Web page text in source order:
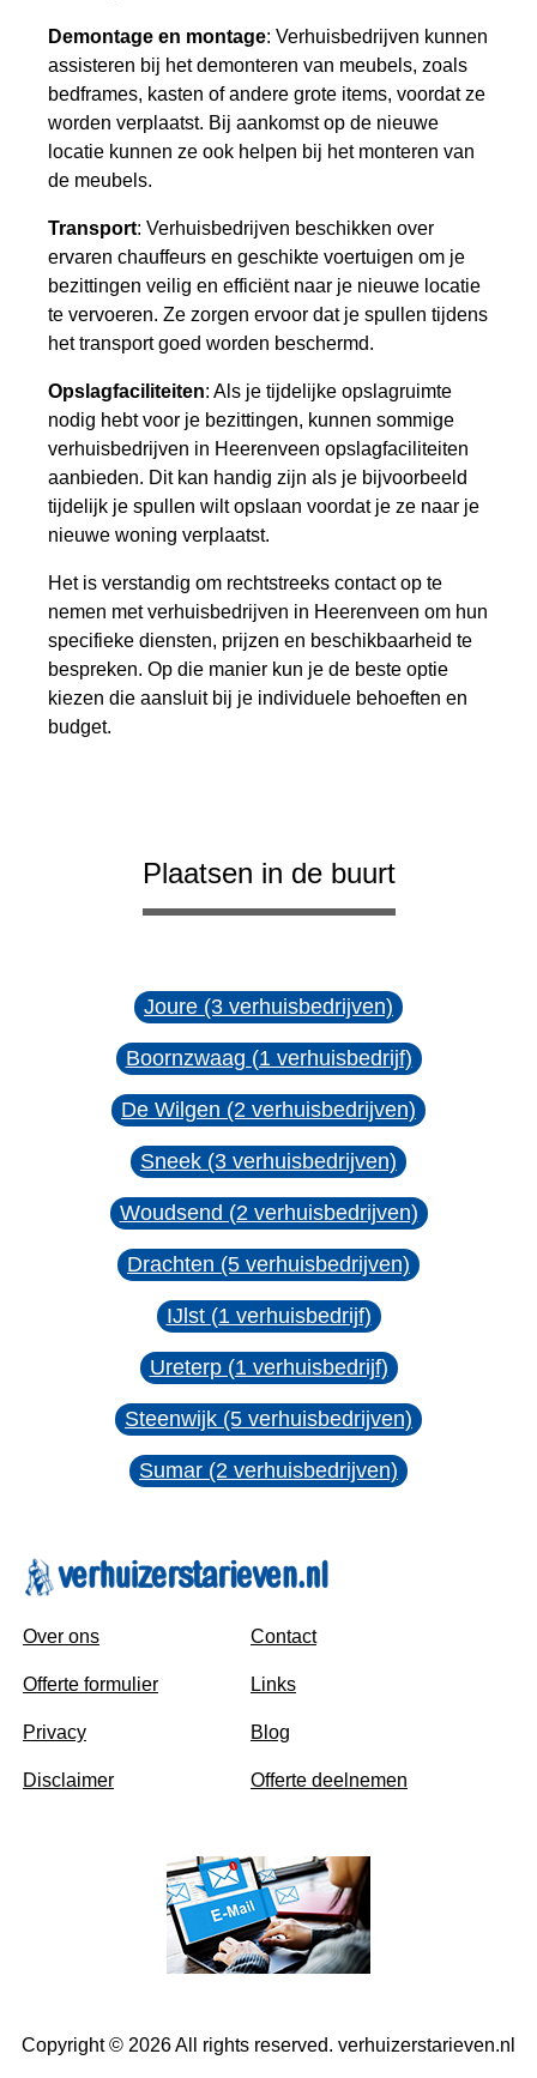
Demontage en montage: Verhuisbedrijven kunnen
assisteren bij het demonteren van meubels, zoals
bedframes, kasten of andere grote items, voordat ze
worden verplaatst. Bij aankomst op de nieuwe
locatie kunnen ze ook helpen bij het monteren van
de meubels.
Transport: Verhuisbedrijven beschikken over
ervaren chauffeurs en geschikte voertuigen om je
bezittingen veilig en efficiënt naar je nieuwe locatie
te vervoeren. Ze zorgen ervoor dat je spullen tijdens
het transport goed worden beschermd.
Opslagfaciliteiten: Als je tijdelijke opslagruimte
nodig hebt voor je bezittingen, kunnen sommige
verhuisbedrijven in Heerenveen opslagfaciliteiten
aanbieden. Dit kan handig zijn als je bijvoorbeeld
tijdelijk je spullen wilt opslaan voordat je ze naar je
nieuwe woning verplaatst.
Het is verstandig om rechtstreeks contact op te
nemen met verhuisbedrijven in Heerenveen om hun
specifieke diensten, prijzen en beschikbaarheid te
bespreken. Op die manier kun je de beste optie
kiezen die aansluit bij je individuele behoeften en
budget.
Plaatsen in de buurt
Joure (3 verhuisbedrijven)
Boornzwaag (1 verhuisbedrijf)
De Wilgen (2 verhuisbedrijven)
Sneek (3 verhuisbedrijven)
Woudsend (2 verhuisbedrijven)
Drachten (5 verhuisbedrijven)
IJlst (1 verhuisbedrijf)
Ureterp (1 verhuisbedrijf)
Steenwijk (5 verhuisbedrijven)
Sumar (2 verhuisbedrijven)
Over ons
Offerte formulier
Privacy
Disclaimer
Contact
Links
Blog
Offerte deelnemen
Copyright © 2026 All rights reserved. verhuizerstarieven.nl